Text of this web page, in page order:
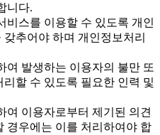
니다.
스를 이용할 수 있도록 개인
추어야 하며 개인정보처리
발생하는 이용자의 불만 또
할 수 있도록 필요한 인력 및
이용자로부터 제기된 의견
경우에는 이를 처리하여야 합